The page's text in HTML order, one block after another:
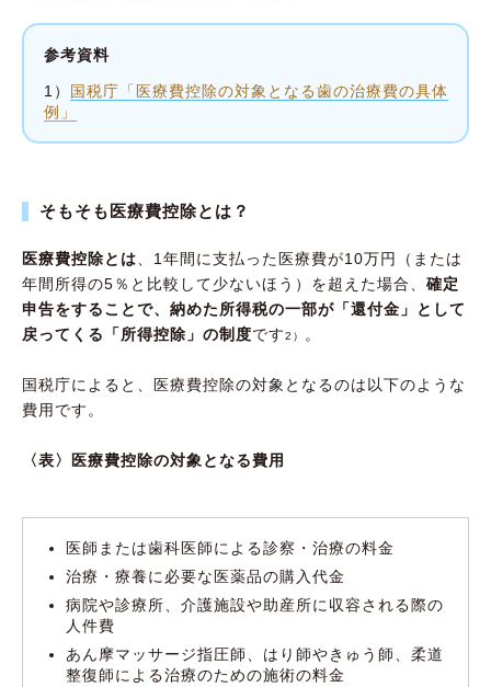
参考資料
1）
国税庁「医療費控除の対象となる歯の治療費の具体
例」
そもそも医療費控除とは？
医療費控除とは 、1年間に支払った医療費が10万円（または
年間所得の5％と比較して少ないほう）を超えた場合、 確定
申告をすることで、納めた所得税の一部が「還付金」として
戻ってくる「所得控除」の制度です2） 。
国税庁によると、医療費控除の対象となるのは以下のような
費用です。
〈表〉医療費控除の対象となる費用
医師または歯科医師による診察・治療の料金
治療・療養に必要な医薬品の購入代金
病院や診療所、介護施設や助産所に収容される際の
人件費
あん摩マッサージ指圧師、はり師やきゅう師、柔道
整復師による治療のための施術の料金